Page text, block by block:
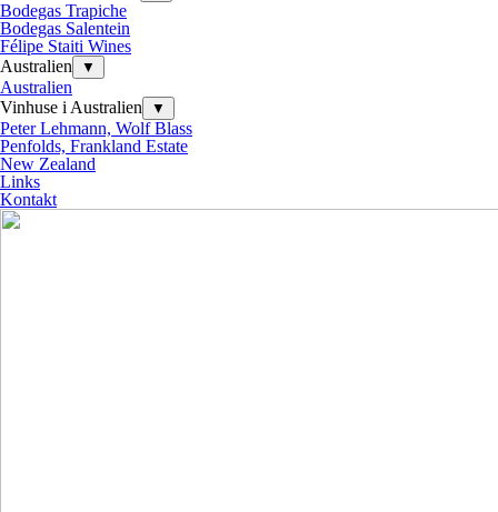
Bodegas Trapiche
Bodegas Salentein
Félipe Staiti Wines
Australien
▼
Australien
Vinhuse i Australien
▼
Peter Lehmann, Wolf Blass
Penfolds, Frankland Estate
New Zealand
Links
Kontakt